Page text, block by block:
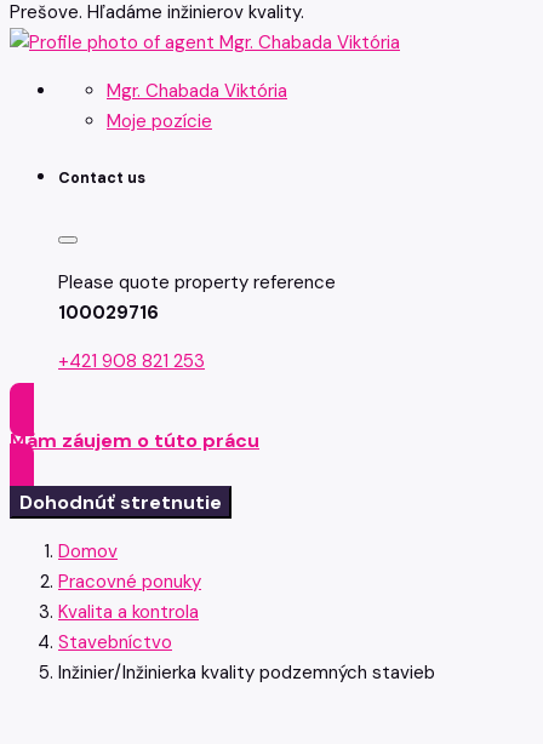
Prešove. Hľadáme inžinierov kvality.
Mgr. Chabada Viktória
Moje pozície
Contact us
Please quote property reference
100029716
+421 908 821 253
Mám záujem o túto prácu
Dohodnúť stretnutie
Domov
Pracovné ponuky
Kvalita a kontrola
Stavebníctvo
Inžinier/Inžinierka kvality podzemných stavieb